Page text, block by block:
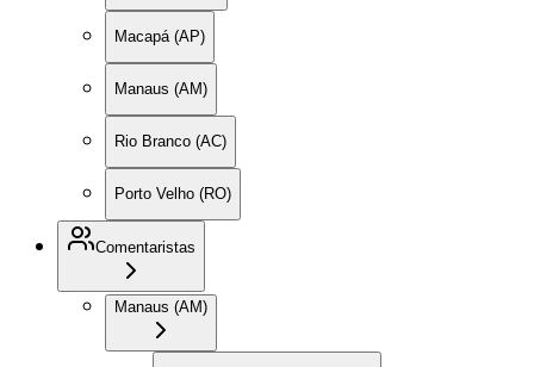
Macapá (AP)
Manaus (AM)
Rio Branco (AC)
Porto Velho (RO)
Comentaristas
Manaus (AM)